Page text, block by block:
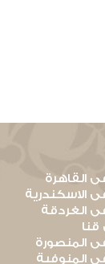
القاهرة
الاسكندرية
الغردقة
المنصورة
المنوفية